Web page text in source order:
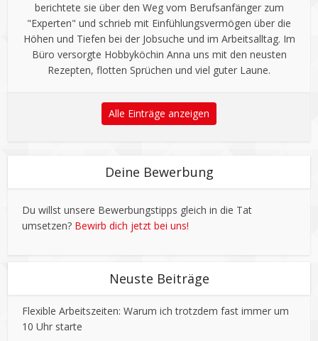
berichtete sie über den Weg vom Berufsanfänger zum
"Experten" und schrieb mit Einfühlungsvermögen über die
Höhen und Tiefen bei der Jobsuche und im Arbeitsalltag. Im
Büro versorgte Hobbyköchin Anna uns mit den neusten
Rezepten, flotten Sprüchen und viel guter Laune.
Alle Einträge anzeigen
Deine Bewerbung
Du willst unsere Bewerbungstipps gleich in die Tat
umsetzen? Bewirb dich jetzt bei uns!
Neuste Beiträge
Flexible Arbeitszeiten: Warum ich trotzdem fast immer um
10 Uhr starte